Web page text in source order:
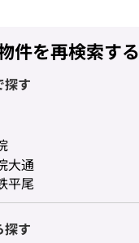
件を再検索する
探す
大通
平尾
探す